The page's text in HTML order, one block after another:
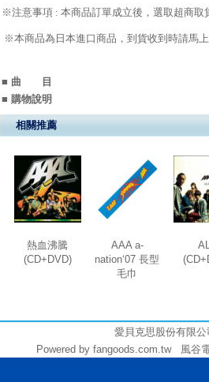
※注意事項 : 本商品訂單成立後，選取超商
※本商品為日本進口商品，到貨收到時請馬
■ 曲 目
■ 購物說明
相關推薦
熱血沸騰
(CD+DVD)
AAA a-
nation‘07 長型
毛巾
愛貝克思股份有限
Powered by fangoods.com.tw 風谷電子